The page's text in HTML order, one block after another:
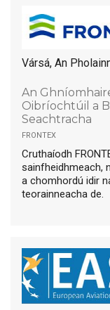
Vársá, An
An
Oibríochtúil a
Seachtracha
frontex
Cruthaíodh
sainfheidhmeach,
a chomhordú idir
teorainneacha de.